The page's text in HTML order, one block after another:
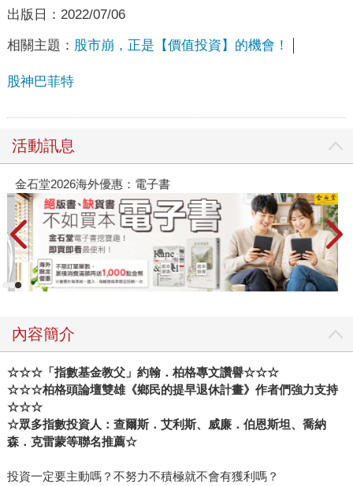
出版日： 2022/07/06
相關主題： 股市崩，正是【價值投資】的機會！
股神巴菲特
活動訊息
金石堂2026海外優惠：電子書
內容簡介
☆☆☆「指數基金教父」約翰．柏格專文讚譽☆☆☆
☆☆☆柏格頭論壇雙雄《鄉民的提早退休計畫》作者們強力支持
☆☆☆
☆眾多指數投資人：查爾斯．艾利斯、威廉．伯恩斯坦、喬納
森．克雷蒙等聯名推薦☆
投資一定要主動嗎？不努力不積極就不會有獲利嗎？